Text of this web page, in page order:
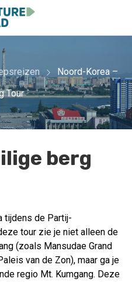
Noord-Korea –
Tour
berg
tijdens de Partij-
tour zie je niet alleen de
(zoals Mansudae Grand
van de Zon), maar ga je
regio Mt. Kumgang. Deze